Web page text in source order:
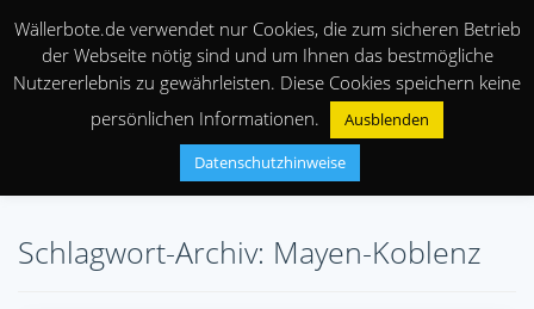
Schlagwort-Archiv: Mayen-Koblenz
Wällerbote.de verwendet nur Cookies, die zum sicheren Betrieb
der Webseite nötig sind und um Ihnen das bestmögliche
Nutzererlebnis zu gewährleisten. Diese Cookies speichern keine
persönlichen Informationen.
Ausblenden
Datenschutzhinweise